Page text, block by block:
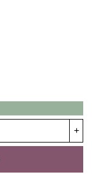
+